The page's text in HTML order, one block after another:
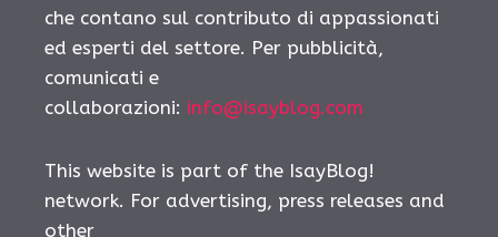
che contano sul contributo di appassionati
ed esperti del settore. Per pubblicità,
comunicati e
collaborazioni: info@isayblog.com
This website is part of the IsayBlog!
network. For advertising, press releases and
other